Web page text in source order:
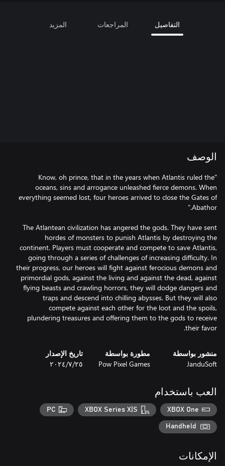
التفاصيل المراجعات المزيد
الوصف
"Know, oh prince, that in the years when Atlantis ruled the
oceans, sins and arrogance unleashed fierce demons. When
everything seemed lost, four heroes arrived to close the Gates of
The Atlantean civilization has angered the gods. They have sent
hordes of monsters to punish Atlantis by destroying the
continent. Players must cooperate and compete to save Atlantis,
going through a series of challenges of increasing difficulty. In
their progress, our heroes will fight against ferocious demons and
primordial gods, against the living and against the dead, against
flying beasts and crawling horrors, they will dodge dangers and
traps and descend into chilling abysses. But they will also
compete against each other for the loot and the spoils,
plundering treasures and offering them to the gods to receive
their favor.
منشور بواسطة
JanduSoft
مطورة بواسطة
Pow Pixel Games
تاريخ الإصدار
٢٥‏/٧‏/٢٠٢٤
العب باستخدام
XBOX One
XBOX Series X|S
PC
Handheld
الإمكانات